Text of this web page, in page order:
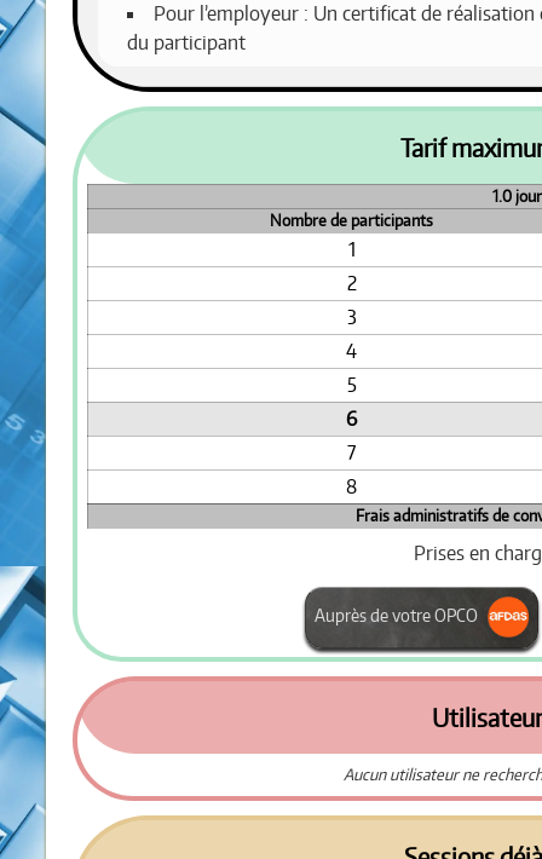
Pour l’employeur : Un certificat de
du participant
Tarif
1.0
Nombre de participants
1
2
3
4
5
6
7
8
Frais administratifs de
Prises en
Auprès de votre OPCO
Aucun utilisateur ne